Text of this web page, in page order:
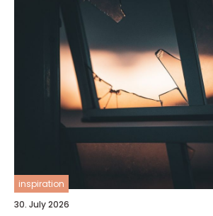
inspiration
30. July 2026